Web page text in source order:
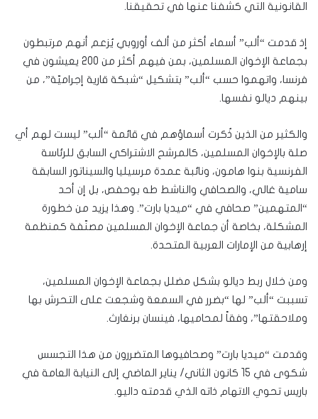
القانونية التي كشفنا عنها في تحقيقنا.
إذ قدمت “ألب” أسماء أكثر من ألف أوروبي يُزعم أنهم مرتبطون
بجماعة الإخوان المسلمين، بمن فيهم أكثر من 200 يعيشون في
فرنسا، واتهموا حسب “ألب” بتشكيل “شبكة قارية إجراميّة”، من
بينهم ديالو نفسها.
والكثير من الذين ذُكرت أسماؤهم في قائمة “ألب” ليست لهم أي
صلة بالإخوان المسلمين، كالمرشح الاشتراكي السابق للرئاسة
الفرنسية بنوا هامون، ونائبة عمدة مرسيليا والسيناتور السابقة
سامية غالي، والصحافي والناشط طه بوحفص، بل إن أحد
“المتهمين” صحافي في “ميديا بارت”. وهذا يزيد من خطورة
المشكلة، بخاصة أن جماعة الإخوان المسلمين مصنّفة كمنظمة
إرهابية من الإمارات العربية المتحدة.
ومن خلال ربط ديالو بشكل مضلل بجماعة الإخوان المسلمين،
تسببت “ألب” لها “بضرر في السمعة وشجعت على التحرش بها
وملاحقتها”، وفقاً لمحاميها، فينسان برنغارث.
وقدمت “ميديا بارت” وصحافيوها المتضررون من هذا التجسس
شكوى في 15 كانون الثاني/ يناير الماضي إلى النيابة العامة في
باريس تحوي الاتهام ذاته الذي قدمته داليو.